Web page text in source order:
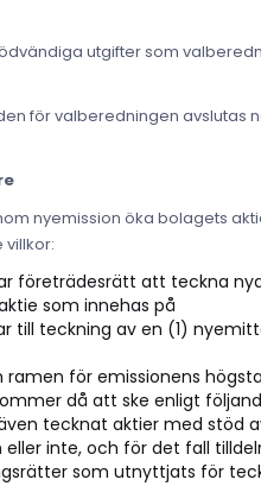
utgifter som
för valberedningen avslutas
nyemission öka bolagets
villkor:
företrädesrätt att teckna
som innehas på
till teckning av en (1)
för emissionens
då att ske enligt
tecknat aktier med stöd
inte, och för det fall
som utnyttjats för